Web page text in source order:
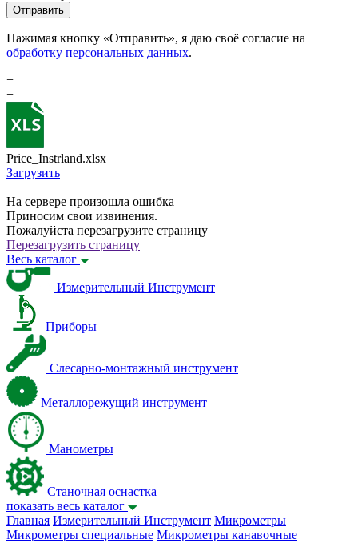
Отправить
Нажимая кнопку «Отправить», я даю своё согласие на
обработку персональных данных.
+
+
Price_Instrland.xlsx
Загрузить
+
На сервере произошла ошибка
Приносим свои извинения.
Пожалуйста перезагрузите страницу
Перезагрузить страницу
Весь каталог
Измерительный Инструмент
Приборы
Слесарно-монтажный инструмент
Металлорежущий инструмент
Манометры
Станочная оснастка
показать весь каталог
Главная Измерительный Инструмент Микрометры
Микрометры специальные Микрометры канавочные